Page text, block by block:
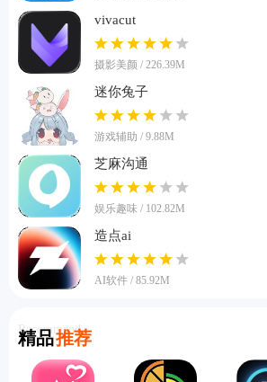
vivacut
摄影美颜 / 226.39M
迷你兔子
游戏辅助 / 9.88M
芝麻沟通
娱乐趣味 / 102.82M
造点ai
AI软件 / 85.92M
精品推荐
Recommend